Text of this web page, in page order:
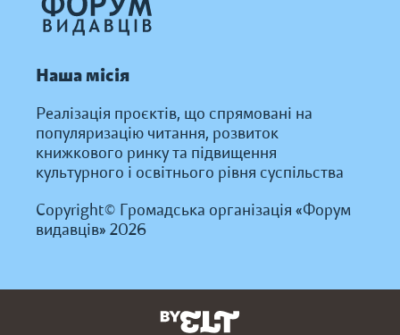
Наша місія
Реалізація проєктів, що спрямовані на
популяризацію читання, розвиток
книжкового ринку та підвищення
культурного і освітнього рівня суспільства
Copyright© Громадська організація «Форум
видавців» 2026